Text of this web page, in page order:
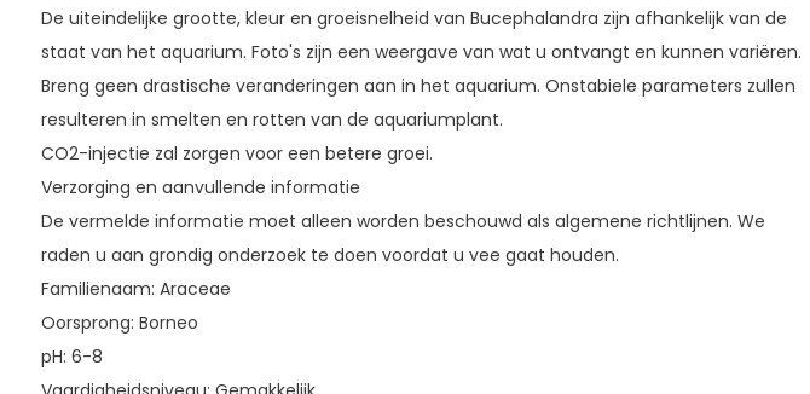
De uiteindelijke grootte, kleur en groeisnelheid van Bucephalandra zijn afhankelijk van de
staat van het aquarium. Foto's zijn een weergave van wat u ontvangt en kunnen variëren.
Breng geen drastische veranderingen aan in het aquarium. Onstabiele parameters zullen
resulteren in smelten en rotten van de aquariumplant.
CO2-injectie zal zorgen voor een betere groei.
Verzorging en aanvullende informatie
De vermelde informatie moet alleen worden beschouwd als algemene richtlijnen. We
raden u aan grondig onderzoek te doen voordat u vee gaat houden.
Familienaam: Araceae
Oorsprong: Borneo
pH: 6-8